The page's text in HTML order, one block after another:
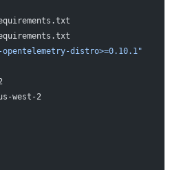
opentelemetry-distro>=0.10.1"
west-2